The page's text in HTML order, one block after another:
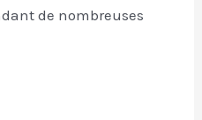
de nombreuses